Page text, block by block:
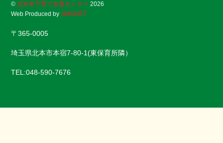
©北本市子育て支援センター 2026
Web Produced byJIMONET
〒365-0005
埼玉県北本市本宿7-80-1(東保育所隣）
TEL:048-590-7676